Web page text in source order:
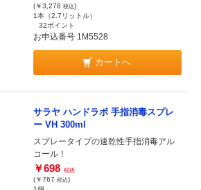
(￥3,278 税込)
1本（2.7リットル）
32ポイント
お申込番号 1M5528
カートへ
サラヤ ハンドラボ 手指消毒スプレ
ー VH 300ml
スプレータイプの速乾性手指消毒アル
コール！
￥698 税抜
(￥767 税込)